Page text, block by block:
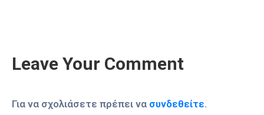
Leave Your Comment
Για να σχολιάσετε πρέπει να συνδεθείτε.